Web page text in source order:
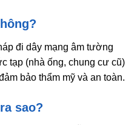
đi dây mạng âm tường
tạp (nhà ống, chung cư cũ)
bảo thẩm mỹ và an toàn.
sao?